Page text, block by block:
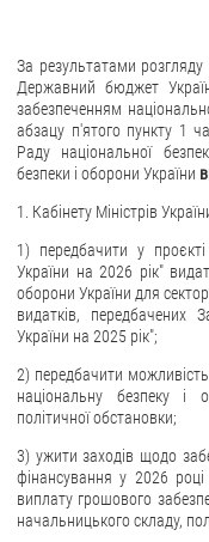
За результатами
Державний бюджет
забезпеченням
абзацу п'ятого пункту 1
Раду національної
безпеки і оборони України
1. Кабінету Міністрів
1) передбачити у
України на 2026 рік"
оборони України для
видатків,
України на 2025 рік";
2) передбачити
національну безпеку і
політичної обстановки;
3) ужити заходів щодо
фінансування у 2026
виплату грошового
начальницького складу,